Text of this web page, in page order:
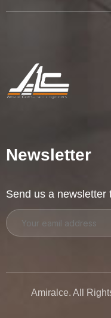
Newsletter
Send us a newsletter
Amiralce. All